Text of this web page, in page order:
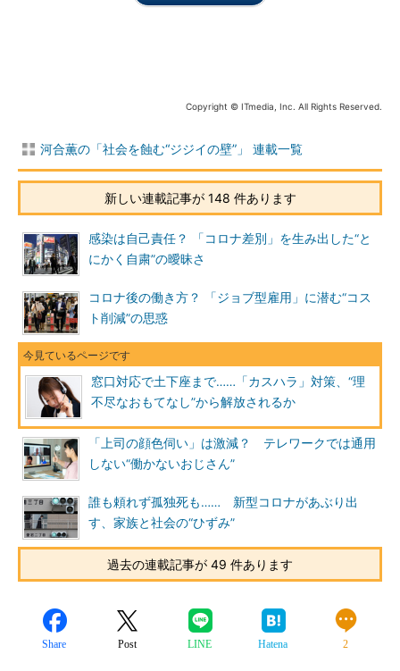
Copyright © ITmedia, Inc. All Rights Reserved.
河合薫の「社会を蝕む“ジジイの壁”」 連載一覧
新しい連載記事が 148 件あります
感染は自己責任？ 「コロナ差別」を生み出した“と
にかく自粛”の曖昧さ
コロナ後の働き方？ 「ジョブ型雇用」に潜む“コス
ト削減”の思惑
窓口対応で土下座まで……「カスハラ」対策、“理
不尽なおもてなし”から解放されるか
「上司の顔色伺い」は激減？ テレワークでは通用
しない“働かないおじさん”
誰も頼れず孤独死も…… 新型コロナがあぶり出
す、家族と社会の“ひずみ”
過去の連載記事が 49 件あります
Share Post LINE Hatena 2